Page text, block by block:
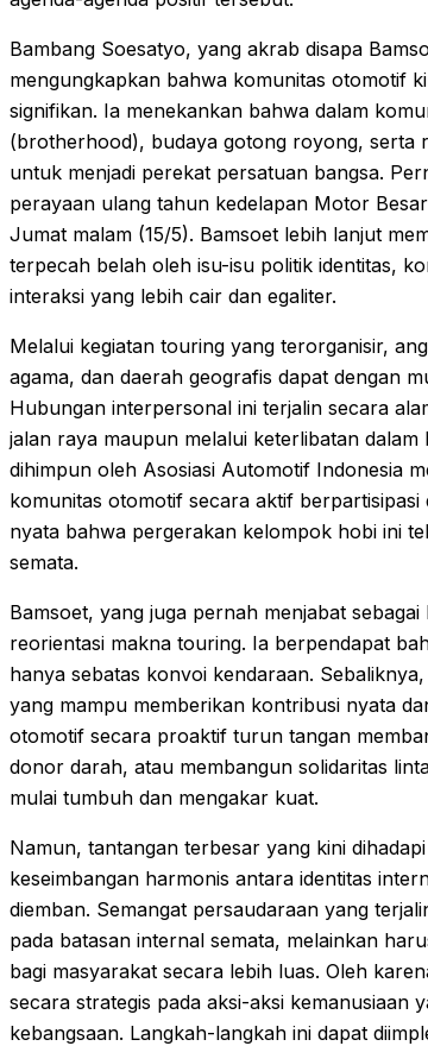
Bambang Soesatyo, yang akrab disapa
mengungkapkan bahwa komunitas otomotif
signifikan. Ia menekankan bahwa dalam
(brotherhood), budaya gotong royong, serta
untuk menjadi perekat persatuan bangsa.
perayaan ulang tahun kedelapan Motor
Jumat malam (15/5). Bamsoet lebih lanjut
terpecah belah oleh isu-isu politik identitas,
interaksi yang lebih cair dan egaliter.
Melalui kegiatan touring yang terorganisir,
agama, dan daerah geografis dapat dengan
Hubungan interpersonal ini terjalin secara
jalan raya maupun melalui keterlibatan
dihimpun oleh Asosiasi Automotif Indonesia
komunitas otomotif secara aktif
nyata bahwa pergerakan kelompok hobi ini
semata.
Bamsoet, yang juga pernah menjabat
reorientasi makna touring. Ia berpendapat
hanya sebatas konvoi kendaraan.
yang mampu memberikan kontribusi nyata
otomotif secara proaktif turun tangan
donor darah, atau membangun solidaritas
mulai tumbuh dan mengakar kuat.
Namun, tantangan terbesar yang kini
keseimbangan harmonis antara identitas
diemban. Semangat persaudaraan yang
pada batasan internal semata, melainkan
bagi masyarakat secara lebih luas. Oleh
secara strategis pada aksi-aksi kemanusiaan
kebangsaan. Langkah-langkah ini dapat